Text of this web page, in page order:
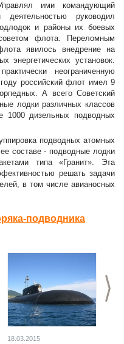
ими командующий
руководил
и районы их боевых
флота. Переломным
явилось внедрение на
установок.
неограниченную
российский флот имел 9
А всего Советский
лодки различных классов
1000 дизельных подводных
подводных атомных
составе - подводные лодки
типа «Гранит». Эта
решать задачи
в том числе авианосных
подводника
>
18.03.2015